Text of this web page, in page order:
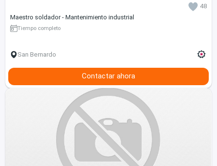
48
Maestro soldador - Mantenimiento industrial
Tiempo completo
San Bernardo
Contactar ahora